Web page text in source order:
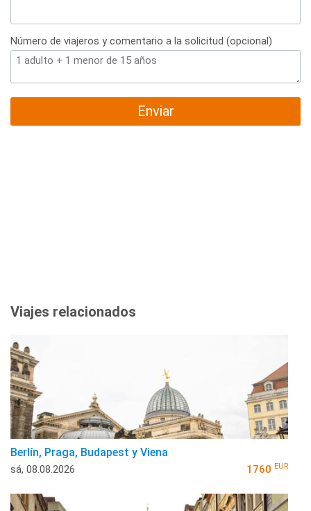
Número de viajeros y comentario a la solicitud (opcional)
Enviar
Viajes relacionados
Berlín, Praga, Budapest y Viena
sá, 08.08.2026 1760 EUR